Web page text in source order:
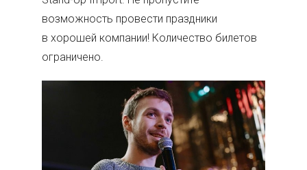
возможность провести праздники
в хорошей компании! Количество билетов
ограничено.